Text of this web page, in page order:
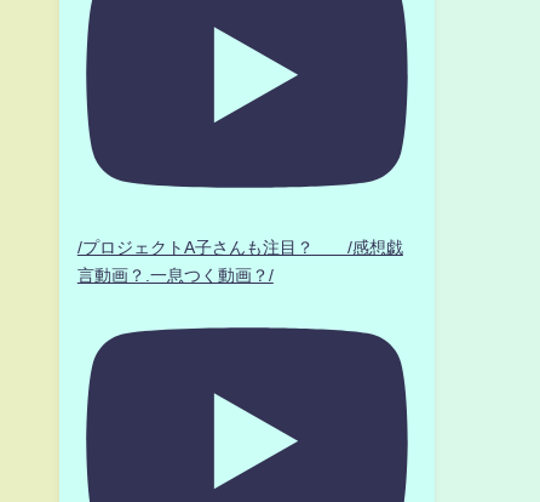
/プロジェクトA子さんも注目？ /感想戯
言動画？.一息つく動画？/